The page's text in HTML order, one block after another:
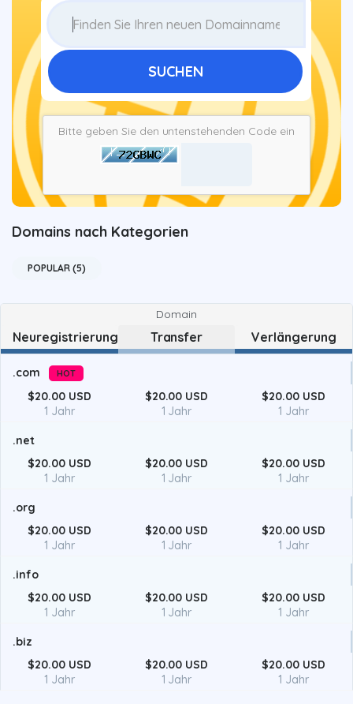
SUCHEN
Bitte geben Sie den untenstehenden Code ein
Domains nach Kategorien
POPULAR (5)
Domain
Neuregistrierung Transfer Verlängerung
.com HOT
$20.00 USD
1 Jahr
$20.00 USD
1 Jahr
$20.00 USD
1 Jahr
.net
$20.00 USD
1 Jahr
$20.00 USD
1 Jahr
$20.00 USD
1 Jahr
.org
$20.00 USD
1 Jahr
$20.00 USD
1 Jahr
$20.00 USD
1 Jahr
.info
$20.00 USD
1 Jahr
$20.00 USD
1 Jahr
$20.00 USD
1 Jahr
.biz
$20.00 USD
1 Jahr
$20.00 USD
1 Jahr
$20.00 USD
1 Jahr